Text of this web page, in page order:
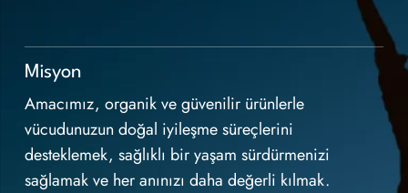
Misyon
Amacımız, organik ve güvenilir ürünlerle
vücudunuzun doğal iyileşme süreçlerini
desteklemek, sağlıklı bir yaşam sürdürmenizi
sağlamak ve her anınızı daha değerli kılmak.